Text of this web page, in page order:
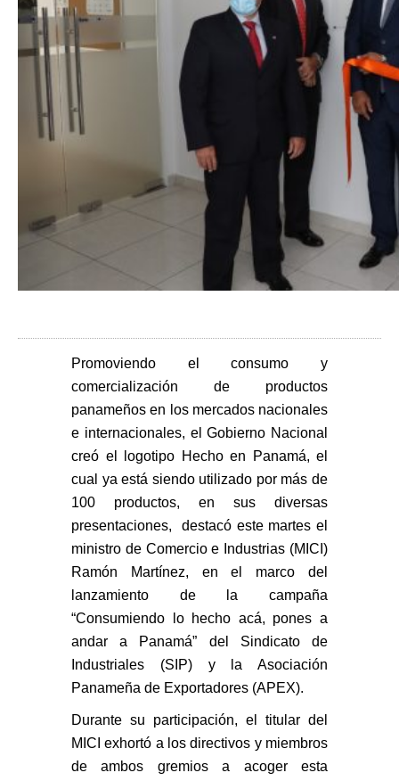
Promoviendo el consumo y
comercialización de productos
panameños en los mercados nacionales
e internacionales, el Gobierno Nacional
creó el logotipo Hecho en Panamá, el
cual ya está siendo utilizado por más de
100 productos, en sus diversas
presentaciones, destacó este martes el
ministro de Comercio e Industrias (MICI)
Ramón Martínez, en el marco del
lanzamiento de la campaña
“Consumiendo lo hecho acá, pones a
andar a Panamá” del Sindicato de
Industriales (SIP) y la Asociación
Panameña de Exportadores (APEX).
Durante su participación, el titular del
MICI exhortó a los directivos y miembros
de ambos gremios a acoger esta